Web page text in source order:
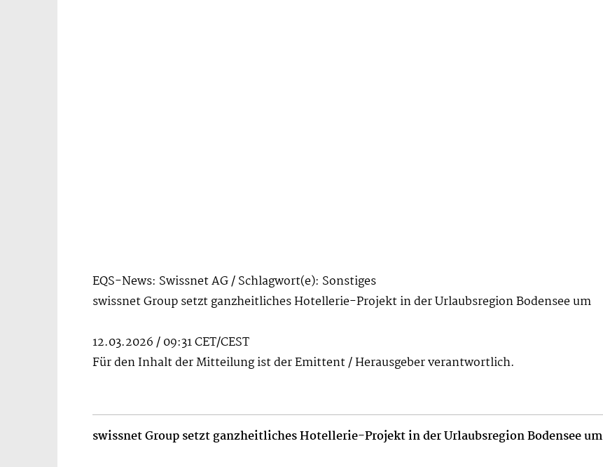
EQS-News: Swissnet AG / Schlagwort(e): Sonstiges
swissnet Group setzt ganzheitliches Hotellerie-Projekt in der Urlaubsregion Bodensee um
12.03.2026 / 09:31 CET/CEST
Für den Inhalt der Mitteilung ist der Emittent / Herausgeber verantwortlich.
swissnet Group setzt ganzheitliches Hotellerie-Projekt in der Urlaubsregion Bodensee um